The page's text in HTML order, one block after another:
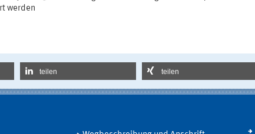
werden
teilen teilen